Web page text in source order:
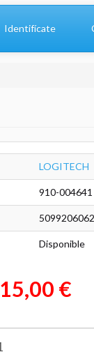
Identifícate
LOGITECH
910-004641
Disponible
15,00 €